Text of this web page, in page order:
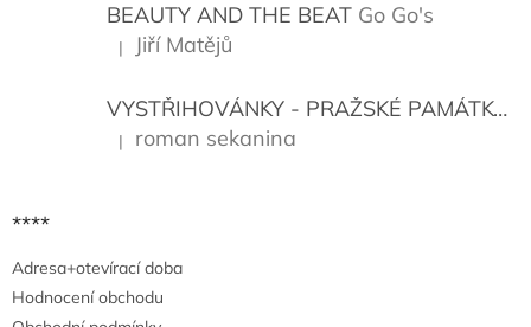
BEAUTY AND THE BEAT Go Go's
Hodnocení produktu je 5 z 5 hvězdiček.
| Jiří Matějů
VYSTŘIHOVÁNKY - PRAŽSKÉ PAMÁTKY
Hodnocení produktu je 5 z 5 hvězdiček.
| roman sekanina
****
Adresa+otevírací doba
Hodnocení obchodu